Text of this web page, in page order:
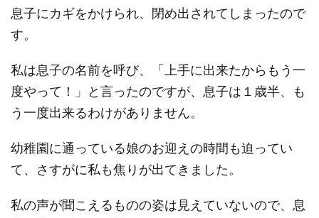
息子にカギをかけられ、閉め出されてしまったので
す。
私は息子の名前を呼び、「上手に出来たからもう一
度やって！」と言ったのですが、息子は１歳半、も
う一度出来るわけがありません。
幼稚園に通っている娘のお迎えの時間も迫ってい
て、さすがに私も焦りが出てきました。
私の声が聞こえるものの姿は見えていないので、息